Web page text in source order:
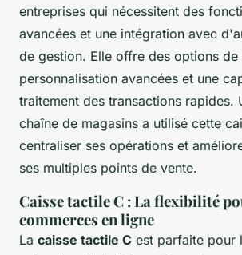
entreprises qui nécessitent des
avancées et une intégration avec
de gestion. Elle offre des options de
personnalisation avancées et une
traitement des transactions rapides.
chaîne de magasins a utilisé cette
centraliser ses opérations et
ses multiples points de vente.
Caisse tactile C : La flexibilité
commerces en ligne
La caisse tactile C est parfaite pour